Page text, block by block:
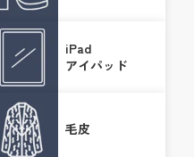
iPad
アイパッド
毛皮